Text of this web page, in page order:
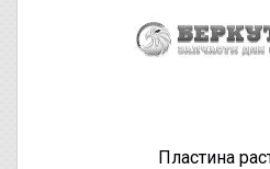
Пластина